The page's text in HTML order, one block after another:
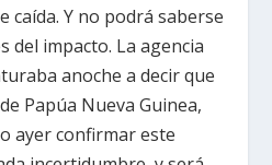
caída. Y no podrá saberse
del impacto. La agencia
anoche a decir que
Papúa Nueva Guinea,
ayer confirmar este